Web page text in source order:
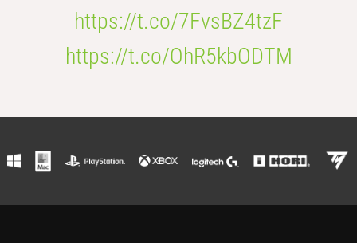
https://t.co/7FvsBZ4tzF
https://t.co/OhR5kbODTM